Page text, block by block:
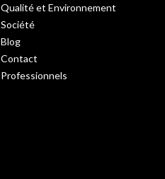
Qualité et Environnement
Société
Blog
Contact
Professionnels